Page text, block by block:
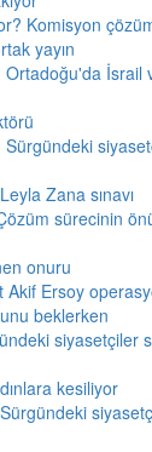
Komisyon
yayın
İsrail
Zana sınavı
sürecinin
onuru
Akif Ersoy
beklerken
siyasetçiler
kesiliyor